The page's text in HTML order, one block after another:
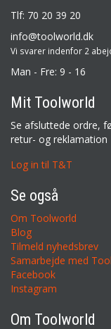
Tlf: 70 20 39 20
info@toolworld.dk
Vi svarer indenfor 2
Man - Fre: 9 - 16
Mit Toolworld
Se afsluttede ordre,
retur- og reklamation
Log in til T&T
Se også
Om Toolworld
Blog
Tilmeld nyhedsbrev
Samarbejde med
Facebook
Instagram
Om Toolworld